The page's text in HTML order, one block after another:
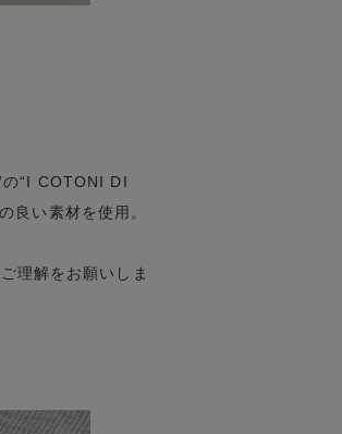
の“I COTONI DI
良い素材を使用。
理解をお願いしま